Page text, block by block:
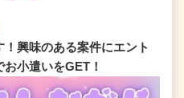
興味のある案件にエント
小遣いをGET！